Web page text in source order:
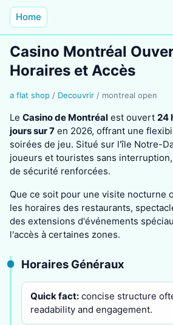
Home
Casino Montréal
Horaires et Accès
a flat shop / Decouvrir / montreal open
Le Casino de Montréal est ouvert 24
jours sur 7 en 2026, offrant une
soirées de jeu. Situé sur l'île Notre-
joueurs et touristes sans
de sécurité renforcées.
Que ce soit pour une visite nocturne
les horaires des restaurants,
des extensions d'événements
l'accès à certaines zones.
Horaires Généraux
Quick fact: concise structure
readability and engagement.